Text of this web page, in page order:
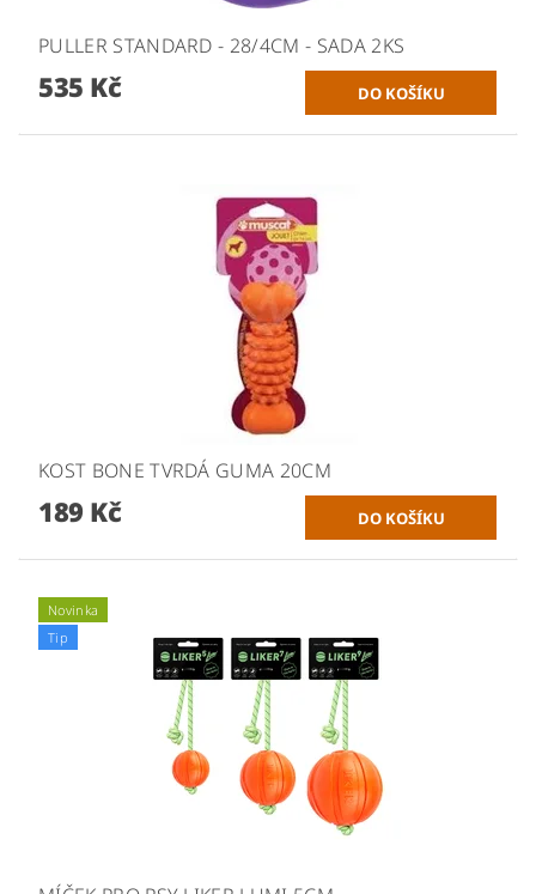
PULLER STANDARD - 28/4CM - SADA 2KS
535 Kč
KOST BONE TVRDÁ GUMA 20CM
189 Kč
Novinka
Tip